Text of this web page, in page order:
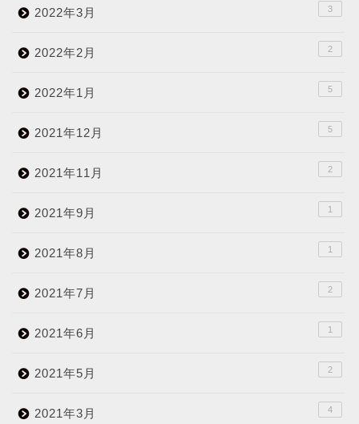
2022年3月 3
2022年2月 2
2022年1月 5
2021年12月 5
2021年11月 2
2021年9月 1
2021年8月 1
2021年7月 2
2021年6月 1
2021年5月 2
2021年3月 4